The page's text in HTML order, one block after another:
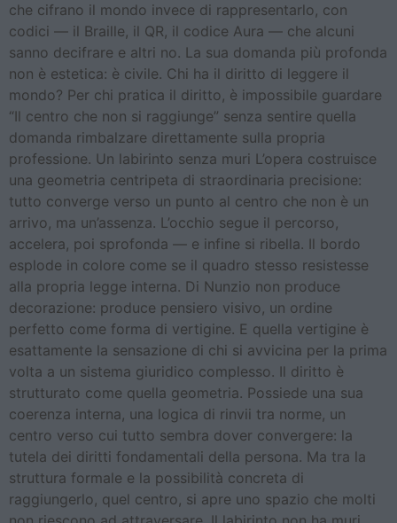
che cifrano il mondo invece di rappresentarlo, con
codici — il Braille, il QR, il codice Aura — che alcuni
sanno decifrare e altri no. La sua domanda più profonda
non è estetica: è civile. Chi ha il diritto di leggere il
mondo? Per chi pratica il diritto, è impossibile guardare
“Il centro che non si raggiunge” senza sentire quella
domanda rimbalzare direttamente sulla propria
professione. Un labirinto senza muri L’opera costruisce
una geometria centripeta di straordinaria precisione:
tutto converge verso un punto al centro che non è un
arrivo, ma un’assenza. L’occhio segue il percorso,
accelera, poi sprofonda — e infine si ribella. Il bordo
esplode in colore come se il quadro stesso resistesse
alla propria legge interna. Di Nunzio non produce
decorazione: produce pensiero visivo, un ordine
perfetto come forma di vertigine. E quella vertigine è
esattamente la sensazione di chi si avvicina per la prima
volta a un sistema giuridico complesso. Il diritto è
strutturato come quella geometria. Possiede una sua
coerenza interna, una logica di rinvii tra norme, un
centro verso cui tutto sembra dover convergere: la
tutela dei diritti fondamentali della persona. Ma tra la
struttura formale e la possibilità concreta di
raggiungerlo, quel centro, si apre uno spazio che molti